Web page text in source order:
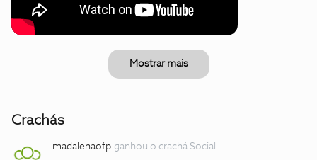
Mostrar mais
Crachás
madalenaofp ganhou o crachá Social